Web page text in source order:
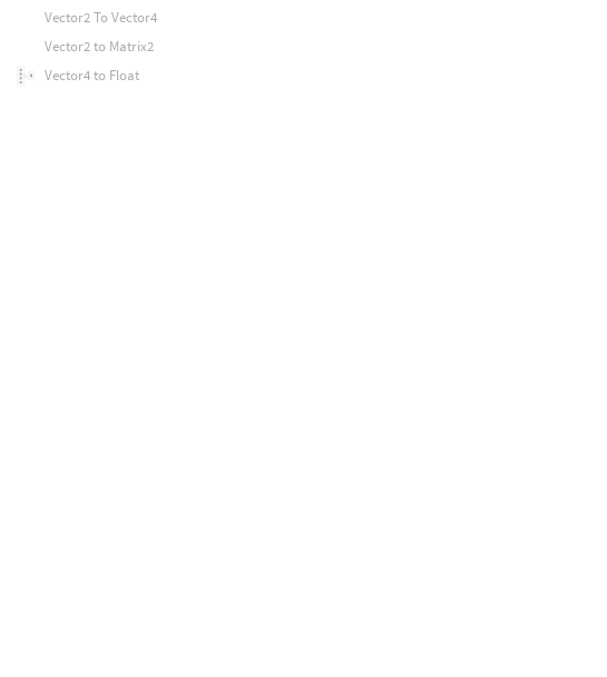
Vector2 To Vector4
Vector2 to Matrix2
Vector4 to Float